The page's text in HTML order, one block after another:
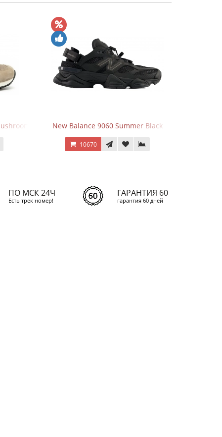
Sea SaltNew Balance 9060 Summer Black
10670
ПО МСК 24Ч
Есть трек номер!
ГАРАНТИЯ 60
гарантия 60 дней